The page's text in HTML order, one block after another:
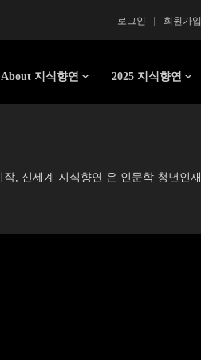
회원가입
로그인
About 지식향연 2025 지식향연